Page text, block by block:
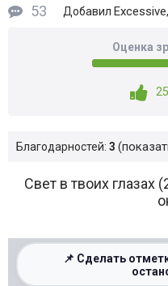
53 Добавил Excessive
Оценка
Благодарностей: 3
Свет в твоих глазах
📌 Сделать